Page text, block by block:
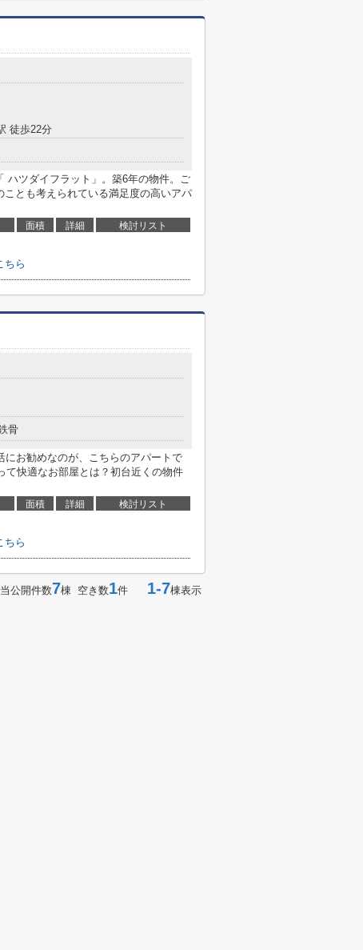
徒歩22分
ハツダイフラット」。築6年の物件。ご
とも考えられている満足度の高いアパ
面積 詳細 検討リスト
ちら
骨
お勧めなのが、こちらのアパートで
て快適なお部屋とは？初台近くの物件
面積 詳細 検討リスト
ちら
公開件数7棟 空き数1件 1-7棟表示